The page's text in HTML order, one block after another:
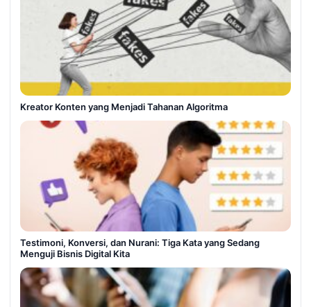
Kreator Konten yang Menjadi Tahanan Algoritma
Testimoni, Konversi, dan Nurani: Tiga Kata yang Sedang
Menguji Bisnis Digital Kita